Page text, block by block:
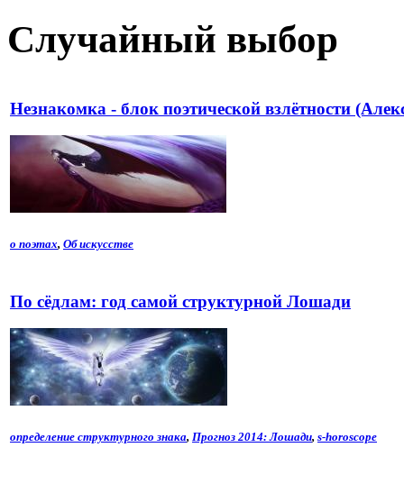
Случайный выбор
Незнакомка - блок поэтической взлётности
о поэтах, Об искусстве
По сёдлам: год самой структурной Лошади
определение структурного знака, Прогноз 2014: Лошади, s-horoscope